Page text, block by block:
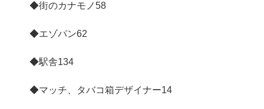
◆街のカナモノ58
◆エゾパン62
◆駅舎134
◆マッチ、タバコ箱デザイナー14